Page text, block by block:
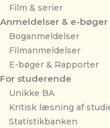
Film & serier
Anmeldelser & e-bøger
Boganmeldelser
Filmanmeldelser
E-bøger & Rapporter
For studerende
Unikke BA
Kritisk læsning af
Statistikbanken